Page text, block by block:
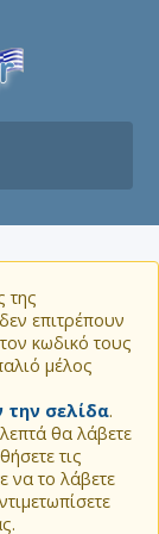
της
επιτρέπουν
κωδικό τους
μέλος
σελίδα.
θα λάβετε
τις
να το λάβετε